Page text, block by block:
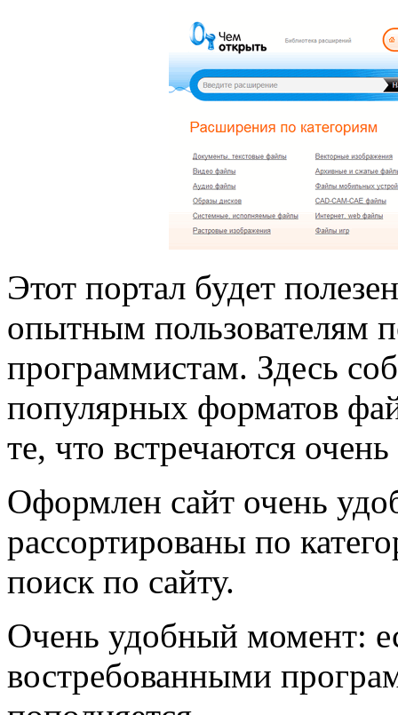
Этот портал будет
опытным пользователям
программистам. Здесь
популярных форматов
те, что встречаются
Оформлен сайт очень
рассортированы по
поиск по сайту.
Очень удобный момент:
востребованными